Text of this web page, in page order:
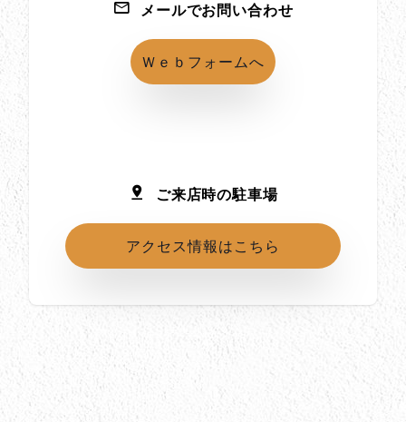
メールでお問い合わせ
Ｗｅｂフォームへ
ご来店時の駐車場
アクセス情報はこちら
所在地